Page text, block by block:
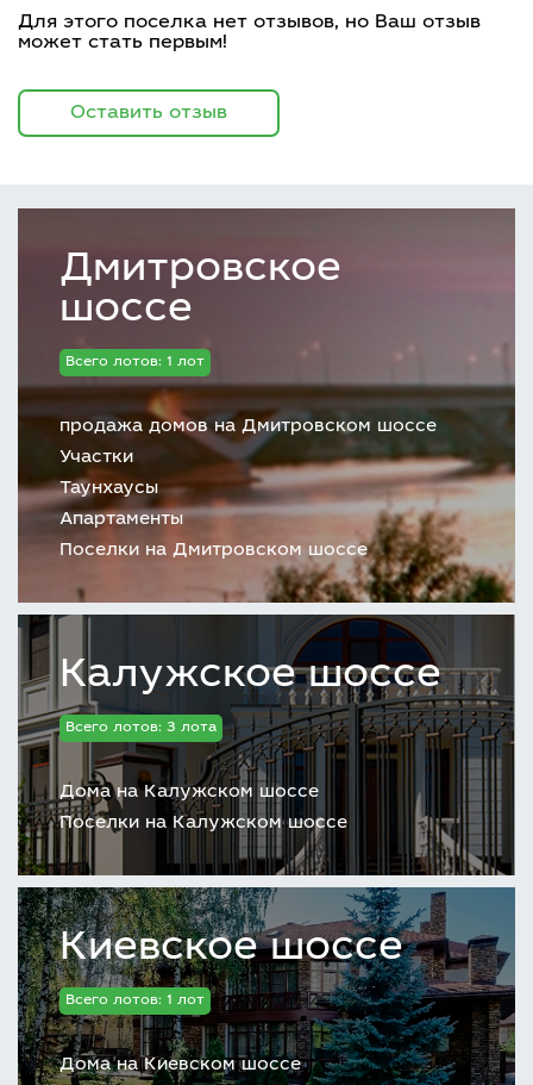
Для этого поселка нет отзывов, но Ваш отзыв
может стать первым!
Оставить отзыв
Дмитровское
шоссе
Всего лотов: 1 лот
продажа домов на Дмитровском шоссе
Участки
Таунхаусы
Апартаменты
Поселки на Дмитровском шоссе
Калужское шоссе
Всего лотов: 3 лота
Дома на Калужском шоссе
Поселки на Калужском шоссе
Киевское шоссе
Всего лотов: 1 лот
Дома на Киевском шоссе